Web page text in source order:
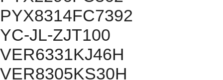
PYX8314FC7392
YC-JL-ZJT100
VER6331KJ46H
VER8305KS30H